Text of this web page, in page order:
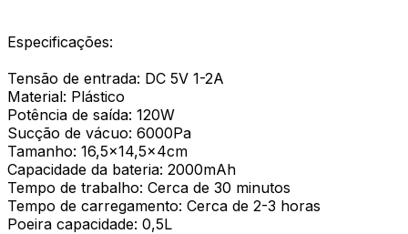
Especificações:
Tensão de entrada: DC 5V 1-2A
Material: Plástico
Potência de saída: 120W
Sucção de vácuo: 6000Pa
Tamanho: 16,5x14,5x4cm
Capacidade da bateria: 2000mAh
Tempo de trabalho: Cerca de 30 minutos
Tempo de carregamento: Cerca de 2-3 horas
Poeira capacidade: 0,5L